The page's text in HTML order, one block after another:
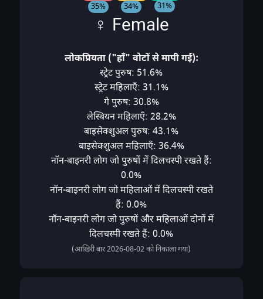
35% 34% 31%
♀ Female
लोकप्रियता ("हाँ" वोटों से मापी गई):
स्ट्रेट पुरुष: 51.6%
स्ट्रेट महिलाएँ: 31.1%
गे पुरुष: 30.8%
लेस्बियन महिलाएँ: 28.2%
बाइसेक्शुअल पुरुष: 43.1%
बाइसेक्शुअल महिलाएँ: 36.4%
नॉन-बाइनरी लोग जो पुरुषों में दिलचस्पी रखते हैं:
0.0%
नॉन-बाइनरी लोग जो महिलाओं में दिलचस्पी रखते
हैं: 0.0%
नॉन-बाइनरी लोग जो पुरुषों और महिलाओं दोनों में
दिलचस्पी रखते हैं: 0.0%
(आख़िरी बार 2026-08-02 को निकाला गया)